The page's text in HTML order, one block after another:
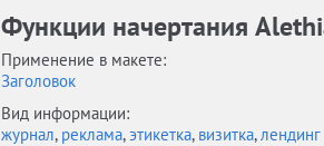
Функции начертания
Применение в макете:
Заголовок
Вид информации:
журнал, реклама,этикетка, визитка,лендинг